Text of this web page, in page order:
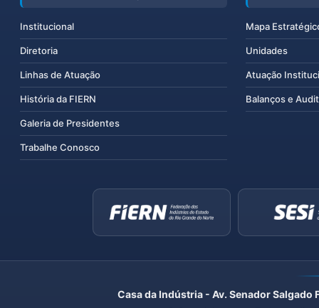
Institucional
Diretoria
Linhas de Atuação
História da FIERN
Galeria de Presidentes
Trabalhe Conosco
Mapa
Unidades
Atuação
Balanços e
Casa da Indústria - Av. Senador